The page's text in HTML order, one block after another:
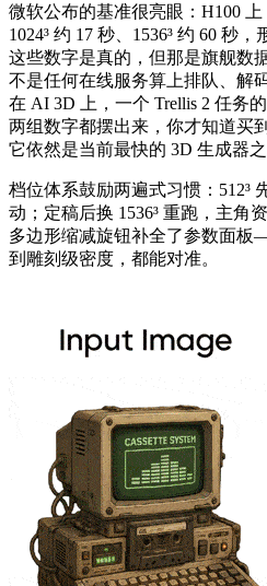
微软公布的基准很亮眼：H100 上
1024³ 约 17 秒、1536³ 约 60 秒
这些数字是真的，但那是旗舰
不是任何在线服务算上排队、解
在 AI 3D 上，一个 Trellis 2 任务
两组数字都摆出来，你才知道买
它依然是当前最快的 3D 生成器之
档位体系鼓励两遍式习惯：512³
动；定稿后换 1536³ 重跑，主角
多边形缩减旋钮补全了参数面
到雕刻级密度，都能对准。